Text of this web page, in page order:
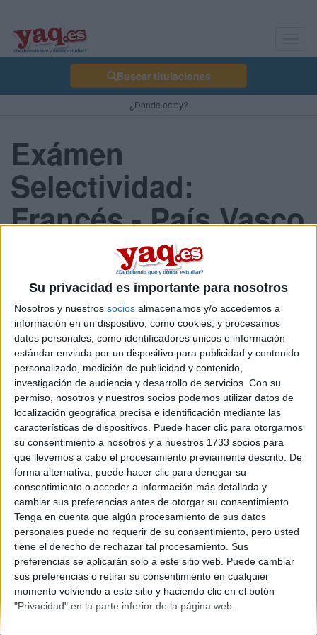
Su privacidad es importante para nosotros
Nosotros y nuestros socios almacenamos y/o accedemos a
información en un dispositivo, como cookies, y procesamos
datos personales, como identificadores únicos e información
estándar enviada por un dispositivo para publicidad y contenido
personalizado, medición de publicidad y contenido,
investigación de audiencia y desarrollo de servicios. Con su
permiso, nosotros y nuestros socios podemos utilizar datos de
localización geográfica precisa e identificación mediante las
características de dispositivos. Puede hacer clic para otorgarnos
su consentimiento a nosotros y a nuestros 1733 socios para
que llevemos a cabo el procesamiento previamente descrito. De
forma alternativa, puede hacer clic para denegar su
consentimiento o acceder a información más detallada y
cambiar sus preferencias antes de otorgar su consentimiento.
Tenga en cuenta que algún procesamiento de sus datos
personales puede no requerir de su consentimiento, pero usted
tiene el derecho de rechazar tal procesamiento. Sus
preferencias se aplicarán solo a este sitio web. Puede cambiar
sus preferencias o retirar su consentimiento en cualquier
momento volviendo a este sitio y haciendo clic en el botón
"Privacidad" en la parte inferior de la página web.
Buscar titulaciones
¿Dónde estoy?
Exámen
Selectividad:
Francés - País Vasco
2013 Junio
Comunidad:
País Vasco
Año del examen:
2013
Mes de examen:
Junio
Asignatura:
Francés
Descripción del fichero:
Examen y criterios de corrección
Fichero Examen:
ex-men-selectividad-franc-s-pa-s-vasco-2013-junio.pdf
Quiénes somos |Contactar|Anúnciate
Aviso legal|Politica de privacidad|Condiciones generales|
de cookies